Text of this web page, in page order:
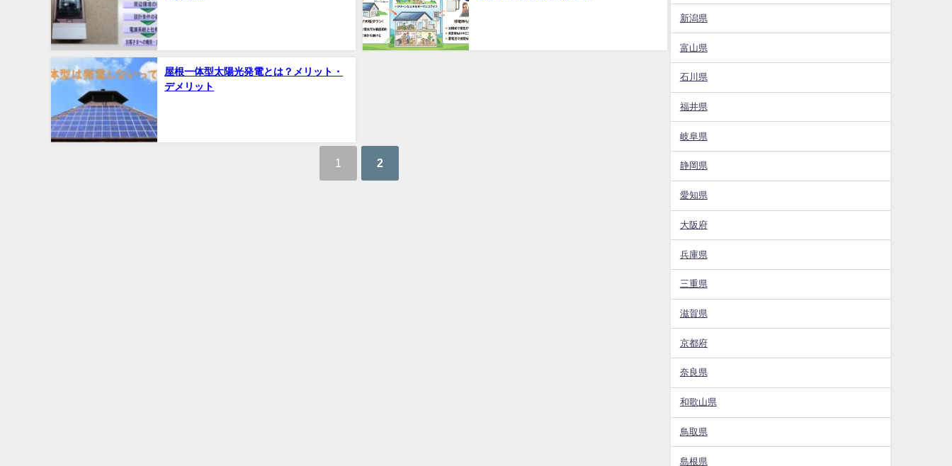
屋根一体型太陽光発電とは？メリット・
デメリット
1 2
新潟県
富山県
石川県
福井県
岐阜県
静岡県
愛知県
大阪府
兵庫県
三重県
滋賀県
京都府
奈良県
和歌山県
鳥取県
島根県